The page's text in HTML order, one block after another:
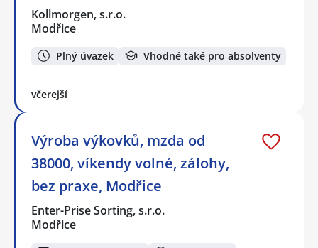
Kollmorgen, s.r.o.
Modřice
Plný úvazek Vhodné také pro absolventy
včerejší
Výroba výkovků, mzda od
38000, víkendy volné, zálohy,
bez praxe, Modřice
Enter-Prise Sorting, s.r.o.
Modřice